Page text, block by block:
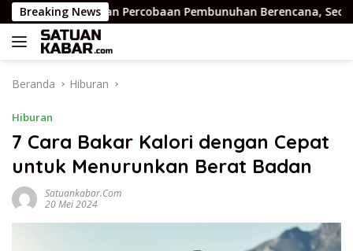
Langsung
ke
konten
Breaking News
Dugaan Percobaan Pembunuhan Berencana, Seorang Pria
Beranda Hiburan
Hiburan
7 Cara Bakar Kalori dengan Cepat
untuk Menurunkan Berat Badan
Satuankabar.com
20 Mei 2024